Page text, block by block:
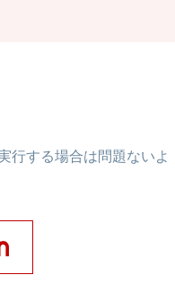
行する場合は問題ないよ